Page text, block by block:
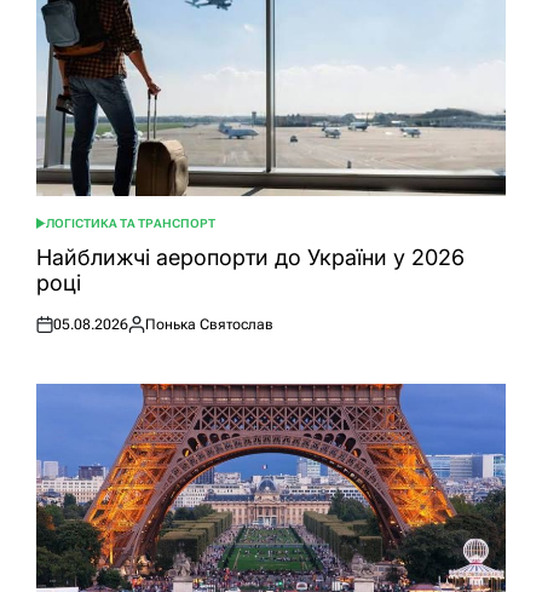
ОПУБЛІКУВАТИ
У
ЛОГІСТИКА ТА ТРАНСПОРТ
Найближчі аеропорти до України у 2026
році
Оприлюднено
05.08.2026
Опубліковано
Понька Святослав